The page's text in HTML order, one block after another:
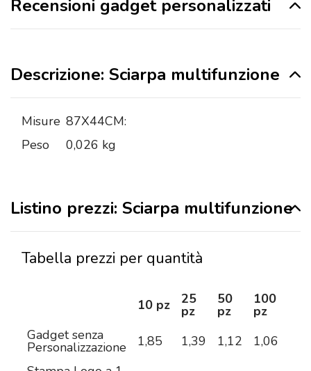
Recensioni gadget personalizzati
Descrizione: Sciarpa multifunzione
Misure 87X44CM:
Peso
0,026 kg
Listino prezzi: Sciarpa multifunzione
Tabella prezzi per quantità
10 pz 25
pz
50
pz
100
pz
Gadget senza
Personalizzazione 1,85 1,39 1,12 1,06